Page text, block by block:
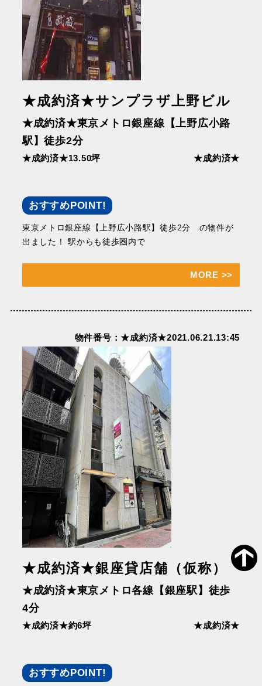
★成約済★サンプラザ上野ビル
★成約済★東京メトロ銀座線【上野広小路
駅】徒歩2分
★成約済★13.50坪 ★成約済★
おすすめPOINT!
東京メトロ銀座線【上野広小路駅】徒歩2分 の物件が
出ました！ 駅からも徒歩圏内で
MORE >>
物件番号：★成約済★2021.06.21.13:45
★成約済★銀座貸店舗（仮称）
★成約済★東京メトロ各線【銀座駅】徒歩
4分
★成約済★約6坪 ★成約済★
おすすめPOINT!